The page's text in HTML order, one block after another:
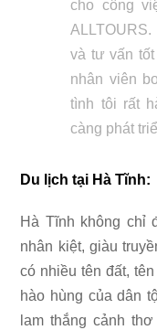
cho công
và tư vấn
nhân viên
tình tôi rất
càng phát
Du lịch tại Hà Tĩnh:
Hà Tĩnh không chỉ
nhân kiệt, giàu
có nhiều tên đất,
hào hùng của dân
lam thắng cảnh